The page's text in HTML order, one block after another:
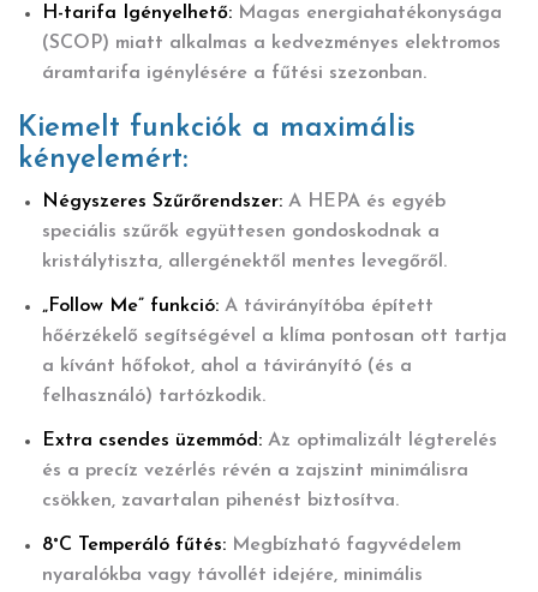
H-tarifa Igényelhető: Magas energiahatékonysága
(SCOP) miatt alkalmas a kedvezményes elektromos
áramtarifa igénylésére a fűtési szezonban.
Kiemelt funkciók a maximális
kényelemért:
Négyszeres Szűrőrendszer: A HEPA és egyéb
speciális szűrők együttesen gondoskodnak a
kristálytiszta, allergénektől mentes levegőről.
„Follow Me” funkció: A távirányítóba épített
hőérzékelő segítségével a klíma pontosan ott tartja
a kívánt hőfokot, ahol a távirányító (és a
felhasználó) tartózkodik.
Extra csendes üzemmód: Az optimalizált légterelés
és a precíz vezérlés révén a zajszint minimálisra
csökken, zavartalan pihenést biztosítva.
8°C Temperáló fűtés: Megbízható fagyvédelem
nyaralókba vagy távollét idejére, minimális